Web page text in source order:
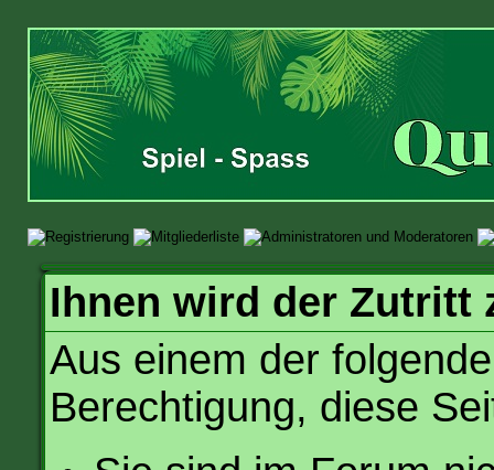
Ihnen wird der Zutritt
Aus einem der
Berechtigung, diese